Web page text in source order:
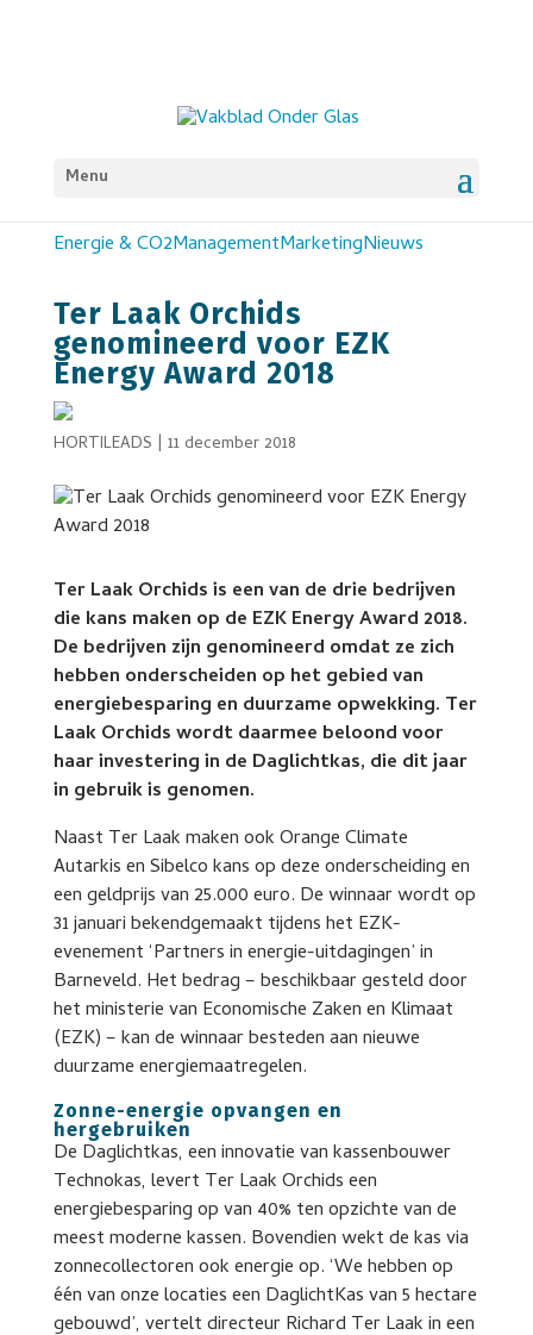
Menu
Energie & CO2ManagementMarketingNieuws
Ter Laak Orchids
genomineerd voor EZK
Energy Award 2018
HORTILEADS | 11 december 2018
Ter Laak Orchids is een van de drie bedrijven
die kans maken op de EZK Energy Award 2018.
De bedrijven zijn genomineerd omdat ze zich
hebben onderscheiden op het gebied van
energiebesparing en duurzame opwekking. Ter
Laak Orchids wordt daarmee beloond voor
haar investering in de Daglichtkas, die dit jaar
in gebruik is genomen.
Naast Ter Laak maken ook Orange Climate
Autarkis en Sibelco kans op deze onderscheiding en
een geldprijs van 25.000 euro. De winnaar wordt op
31 januari bekendgemaakt tijdens het EZK-
evenement ‘Partners in energie-uitdagingen’ in
Barneveld. Het bedrag – beschikbaar gesteld door
het ministerie van Economische Zaken en Klimaat
(EZK) – kan de winnaar besteden aan nieuwe
duurzame energiemaatregelen.
Zonne-energie opvangen en
hergebruiken
De Daglichtkas, een innovatie van kassenbouwer
Technokas, levert Ter Laak Orchids een
energiebesparing op van 40% ten opzichte van de
meest moderne kassen. Bovendien wekt de kas via
zonnecollectoren ook energie op. ‘We hebben op
één van onze locaties een DaglichtKas van 5 hectare
gebouwd’, vertelt directeur Richard Ter Laak in een